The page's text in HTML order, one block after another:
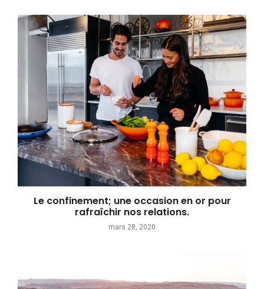
Le confinement; une occasion en or pour
rafraîchir nos relations.
mars 28, 2020